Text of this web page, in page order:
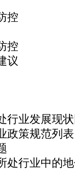
控
控
议
行业发展现
政策规范列表
处行业中的